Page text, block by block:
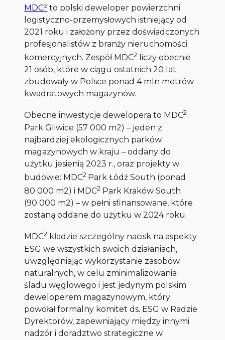
MDC² to polski deweloper powierzchni
logistyczno-przemysłowych istniejący od
2021 roku i założony przez doświadczonych
profesjonalistów z branży nieruchomości
komercyjnych. Zespół MDC2
liczy obecnie
21 osób, które w ciągu ostatnich 20 lat
zbudowały w Polsce ponad 4 mln metrów
kwadratowych magazynów.
Obecne inwestycje dewelopera to MDC2
Park Gliwice (57 000 m2) – jeden z
najbardziej ekologicznych parków
magazynowych w kraju – oddany do
użytku jesienią 2023 r., oraz projekty w
budowie: MDC2 Park Łódź South (ponad
80 000 m2) i MDC2 Park Kraków South
(90 000 m2) – w pełni sfinansowane, które
zostaną oddane do użytku w 2024 roku.
MDC2 kładzie szczególny nacisk na aspekty
ESG we wszystkich swoich działaniach,
uwzględniając wykorzystanie zasobów
naturalnych, w celu zminimalizowania
śladu węglowego i jest jedynym polskim
deweloperem magazynowym, który
powołał formalny komitet ds. ESG w Radzie
Dyrektorów, zapewniający między innymi
nadzór i doradztwo strategiczne w